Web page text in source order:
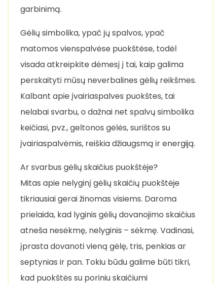
garbinimą.
Gėlių simbolika, ypač jų spalvos, ypač
matomos vienspalvėse puokštėse, todėl
visada atkreipkite dėmesį į tai, kaip galima
perskaityti mūsų neverbalines gėlių reikšmes.
Kalbant apie įvairiaspalves puokštes, tai
nelabai svarbu, o dažnai net spalvų simbolika
keičiasi, pvz., geltonos gėlės, surištos su
įvairiaspalvėmis, reiškia džiaugsmą ir energiją.
Ar svarbus gėlių skaičius puokštėje?
Mitas apie nelyginį gėlių skaičių puokštėje
tikriausiai gerai žinomas visiems. Daroma
prielaida, kad lyginis gėlių dovanojimo skaičius
atneša nesėkmę, nelyginis – sėkmę. Vadinasi,
įprasta dovanoti vieną gėlę, tris, penkias ar
septynias ir pan. Tokiu būdu galime būti tikri,
kad puokštės su poriniu skaičiumi